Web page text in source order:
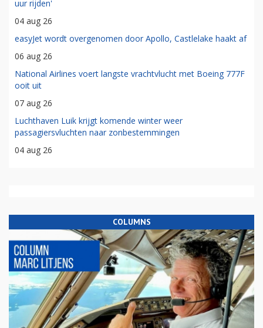
uur rijden'
04 aug 26
easyJet wordt overgenomen door Apollo, Castlelake haakt af
06 aug 26
National Airlines voert langste vrachtvlucht met Boeing 777F
ooit uit
07 aug 26
Luchthaven Luik krijgt komende winter weer
passagiersvluchten naar zonbestemmingen
04 aug 26
COLUMNS